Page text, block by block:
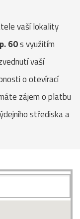
vaší lokality
60s využitím
vaší
o otevírací
zájem o platbu
střediska a